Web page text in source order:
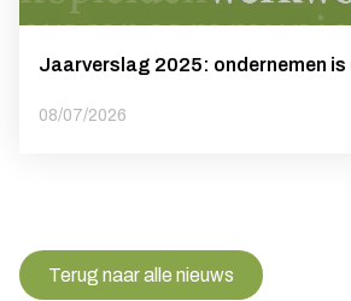
Jaarverslag 2025: ondernemen is
08/07/2026
Terug naar alle nieuws